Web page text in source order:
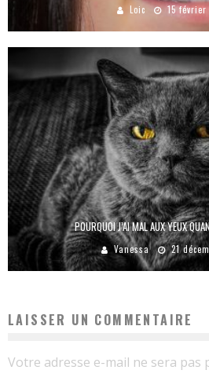
Loic 15 février
POURQUOI J’AI MAL AUX YEUX
Vanessa 21
LAISSER UN COMMENTAIRE
Votre adresse e-mail ne sera pas